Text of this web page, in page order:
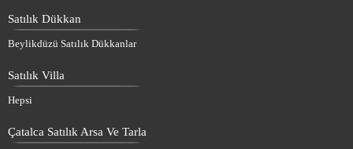
Satılık Dükkan
Beylikdüzü Satılık Dükkanlar
Satılık Villa
Hepsi
Çatalca Satılık Arsa Ve Tarla